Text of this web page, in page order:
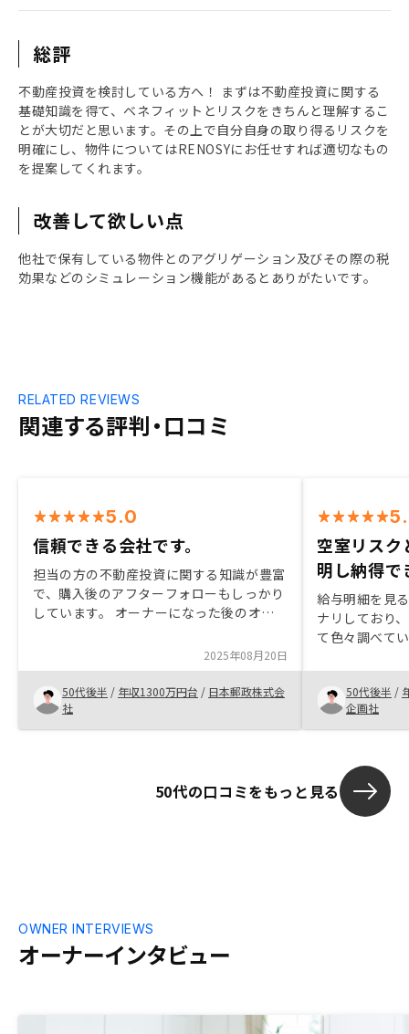
総評
不動産投資を検討している方へ！ まずは不動産投資に関する
基礎知識を得て、ベネフィットとリスクをきちんと理解するこ
とが大切だと思います。その上で自分自身の取り得るリスクを
明確にし、物件についてはRENOSYにお任せすれば適切なもの
を提案してくれます。
改善して欲しい点
他社で保有している物件とのアグリゲーション及びその際の税
効果などのシミュレーション機能があるとありがたいです。
関連する評判・口コミ
RELATED REVIEWS
5.0
信頼できる会社です。
担当の方の不動産投資に関する知識が豊富
で、購入後のアフターフォローもしっかり
しています。 オーナーになった後のオー
また、今回のキャンペーンが魅力的だった
ので追加購入させていただきました。
2025年08月20日
50代後半 / 年収1300万円台 / 日本郵政株式会
社
空室リスク
明し納得で
給与明細を見
ナリしており
て色々調べて
のリスクと考
のですが、都
り空室リスク
き、また融資
50代後半 /
企画社
50代の口コミをもっと見る
オーナーインタビュー
OWNER INTERVIEWS